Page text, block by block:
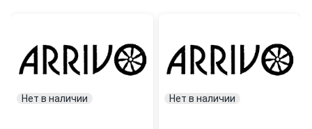
Нет в наличии Нет в наличии